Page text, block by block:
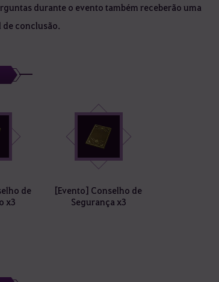
durante o evento também receberão uma
de conclusão.
de
x3
[Evento] Conselho de
Segurança x3